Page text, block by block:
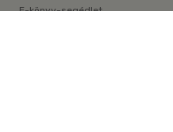
E-könyv-segédlet